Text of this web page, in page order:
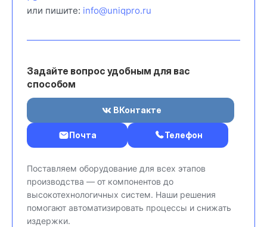
или пишите: info@uniqpro.ru
Задайте вопрос удобным для вас
способом
ВКонтакте
Почта Телефон
Поставляем оборудование для всех этапов
производства — от компонентов до
высокотехнологичных систем. Наши решения
помогают автоматизировать процессы и снижать
издержки.